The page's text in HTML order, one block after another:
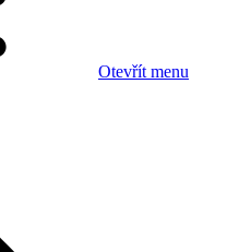
Otevřít menu